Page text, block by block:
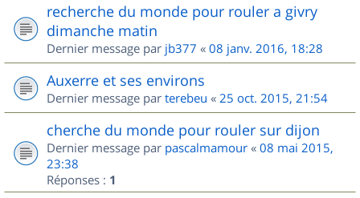
recherche du monde pour rouler a givry
dimanche matin
Dernier message par jb377 « 08 janv. 2016, 18:28
Auxerre et ses environs
Dernier message par terebeu « 25 oct. 2015, 21:54
cherche du monde pour rouler sur dijon
Dernier message par pascalmamour « 08 mai 2015,
23:38
Réponses : 1